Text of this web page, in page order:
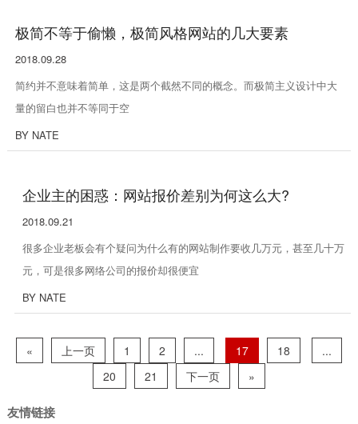
极简不等于偷懒，极简风格网站的几大要素
2018.09.28
简约并不意味着简单，这是两个截然不同的概念。而极简主义设计中大
量的留白也并不等同于空
BY NATE
企业主的困惑：网站报价差别为何这么大?
2018.09.21
很多企业老板会有个疑问为什么有的网站制作要收几万元，甚至几十万
元，可是很多网络公司的报价却很便宜
BY NATE
« 上一页 1 2 ... 17 18
...
20
21 下一页 »
友情链接